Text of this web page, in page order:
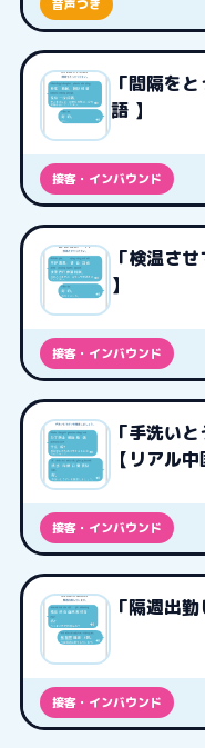
音声つき
「間隔を
語 】
接客・インバウンド
「検温さ
】
接客・インバウンド
「手洗い
【リアル中
接客・インバウンド
「隔週出
接客・インバウンド